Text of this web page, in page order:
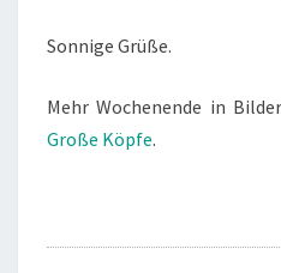
Sonnige Grüße.
Mehr Wochenende in
Große Köpfe.